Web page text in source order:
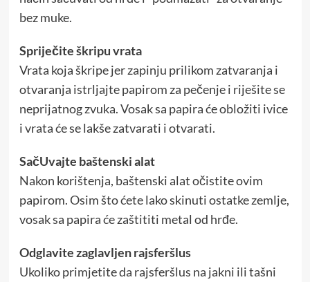
bez muke.
Spriječite škripu vrata
Vrata koja škripe jer zapinju prilikom zatvaranja i
otvaranja istrljajte papirom za pečenje i riješite se
neprijatnog zvuka. Vosak sa papira će obložiti ivice
i vrata će se lakše zatvarati i otvarati.
SačUvajte baštenski alat
Nakon korištenja, baštenski alat očistite ovim
papirom. Osim što ćete lako skinuti ostatke zemlje,
vosak sa papira će zaštititi metal od hrđe.
Odglavite zaglavljen rajsferšlus
Ukoliko primjetite da rajsferšlus na jakni ili tašni